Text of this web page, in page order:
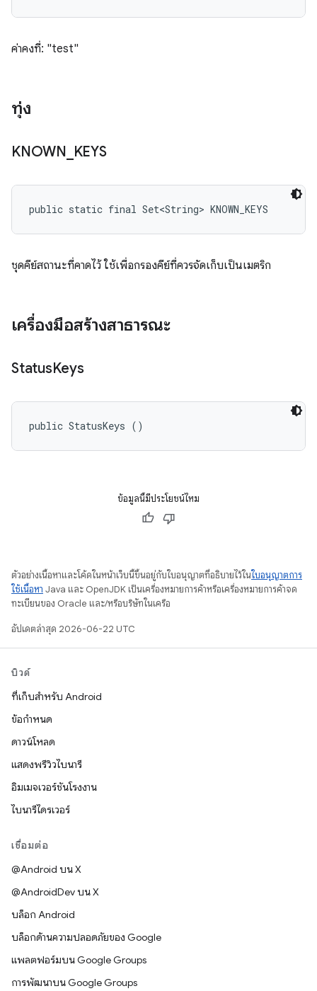
ค่าคงที่: "test"
ทุ่ง
KNOWN KEYS
public static final Set<String> KNOWN_KEYS
ชุดคีย์สถานะที่คาดไว้ ใช้เพื่อกรองคีย์ที่ควรจัดเก็บเป็นเมตริก
เครื่องมือสร้างสาธารณะ
StatusKeys
public StatusKeys ()
ข้อมูลนี้มีประโยชน์ไหม
ตัวอย่างเนื้อหาและโค้ดในหน้าเว็บนี้ขึ้นอยู่กับใบอนุญาตที่อธิบายไว้ในใบอนุญาตการ
ใช้เนื้อหา Java และ OpenJDK เป็นเครื่องหมายการค้าหรือเครื่องหมายการค้าจด
ทะเบียนของ Oracle และ/หรือบริษัทในเครือ
อัปเดตล่าสุด 2026-06-22 UTC
บิวด์
ที่เก็บสำหรับ Android
ข้อกำหนด
ดาวน์โหลด
แสดงพรีวิวไบนารี
อิมเมจเวอร์ชันโรงงาน
ไบนารีไดรเวอร์
เชื่อมต่อ
@Android บน X
@AndroidDev บน X
บล็อก Android
บล็อกด้านความปลอดภัยของ Google
แพลตฟอร์มบน Google Groups
การพัฒนาบน Google Groups